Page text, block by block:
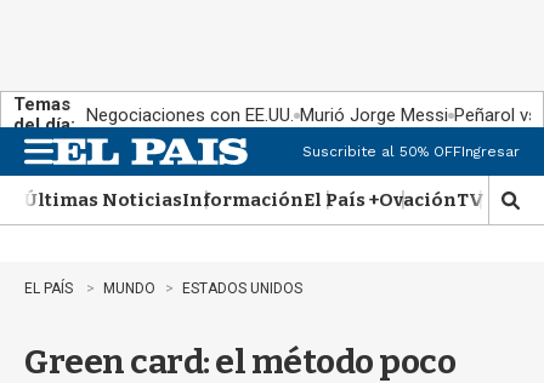
Temas
del día: Negociaciones con EE.UU. Murió Jorge Messi Peñarol
n
u
Suscribite al 50% OFFIngresar
Últimas NoticiasInformaciónEl País +OvaciónTV Show
M
o
EL PAÍS MUNDO ESTADOS UNIDOS
Green card: el método poco